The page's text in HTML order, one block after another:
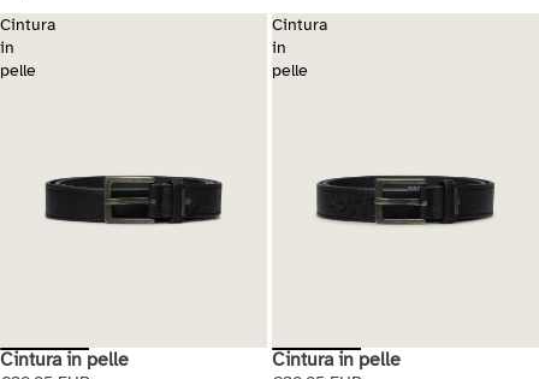
Cintura
in
pelle
Cintura in pelle
Cintura
in
pelle
Cintura in pelle